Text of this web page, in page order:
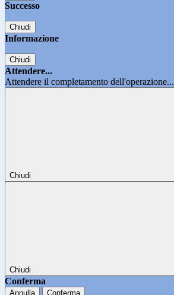
Successo
Chiudi
Informazione
Chiudi
Attendere...
Attendere il completamento dell'operazione...
Chiudi
Chiudi
Conferma
Annulla Conferma